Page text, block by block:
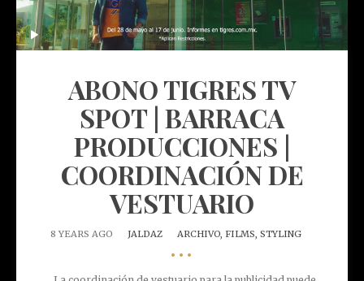
ABONO TIGRES TV
SPOT | BARRACA
PRODUCCIONES |
COORDINACIÓN DE
VESTUARIO
8 YEARS AGO JALDAZ ARCHIVO, FILMS, STYLING
•••